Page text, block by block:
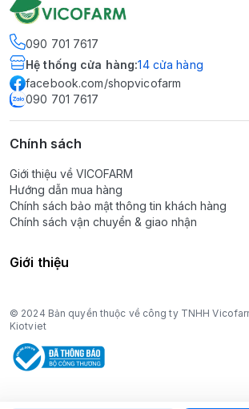
090 701 7617
Hệ thống cửa hàng:14 cửa hàng
facebook.com/shopvicofarm
090 701 7617
Chính sách
Giới thiệu về VICOFARM
Hướng dẫn mua hàng
Chính sách bảo mật thông tin khách hàng
Chính sách vận chuyển & giao nhận
Giới thiệu
© 2024 Bản quyền thuộc về công ty TNHH
Kiotviet